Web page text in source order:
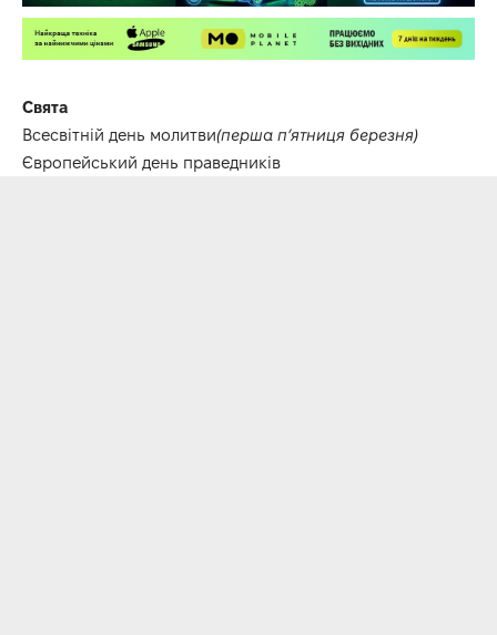
Свята
Всесвітній день молитви(перша п’ятниця березня)
Європейський день праведників